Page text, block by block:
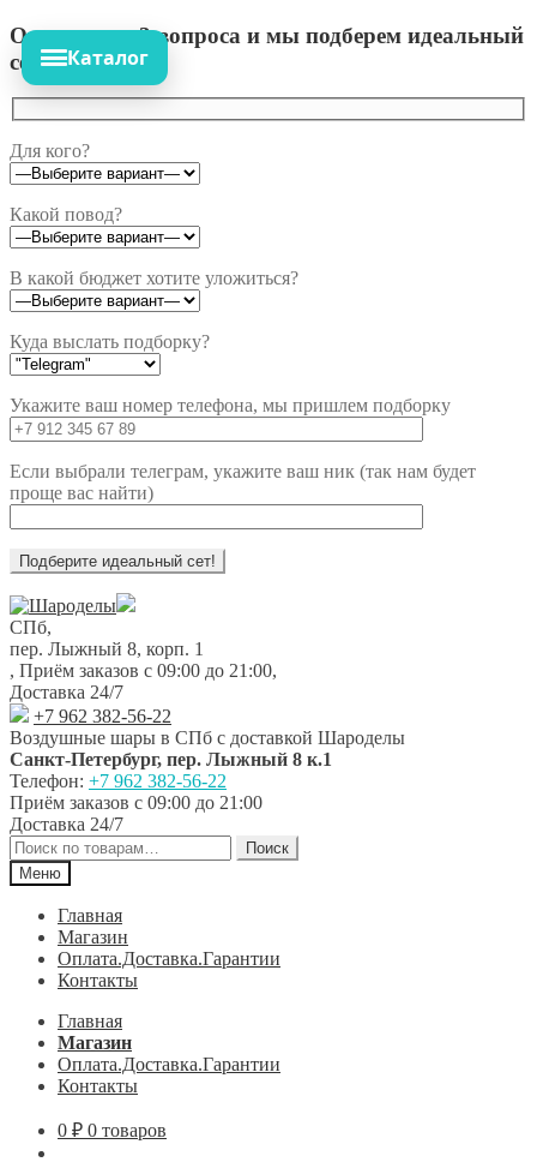
Ответьте на 3 вопроса и мы подберем идеальный
сет!
Для кого?
Какой повод?
В какой бюджет хотите уложиться?
Куда выслать подборку?
Укажите ваш номер телефона, мы пришлем подборку
Если выбрали телеграм, укажите ваш ник (так нам будет
проще вас найти)
Перейти
к
навигации
Перейти
к
содержимому
СПб,
пер. Лыжный 8, корп. 1
, Приём заказов с 09:00 до 21:00,
Доставка 24/7
+7 962 382-56-22
Воздушные шары в СПб с доставкой Шароделы
Санкт-Петербург, пер. Лыжный 8 к.1
Телефон: +7 962 382-56-22
Приём заказов с 09:00 до 21:00
Доставка 24/7
Искать:
Поиск
Меню
Главная
Магазин
Оплата.Доставка.Гарантии
Контакты
Главная
Магазин
Оплата.Доставка.Гарантии
Контакты
0 ₽ 0 товаров
Каталог